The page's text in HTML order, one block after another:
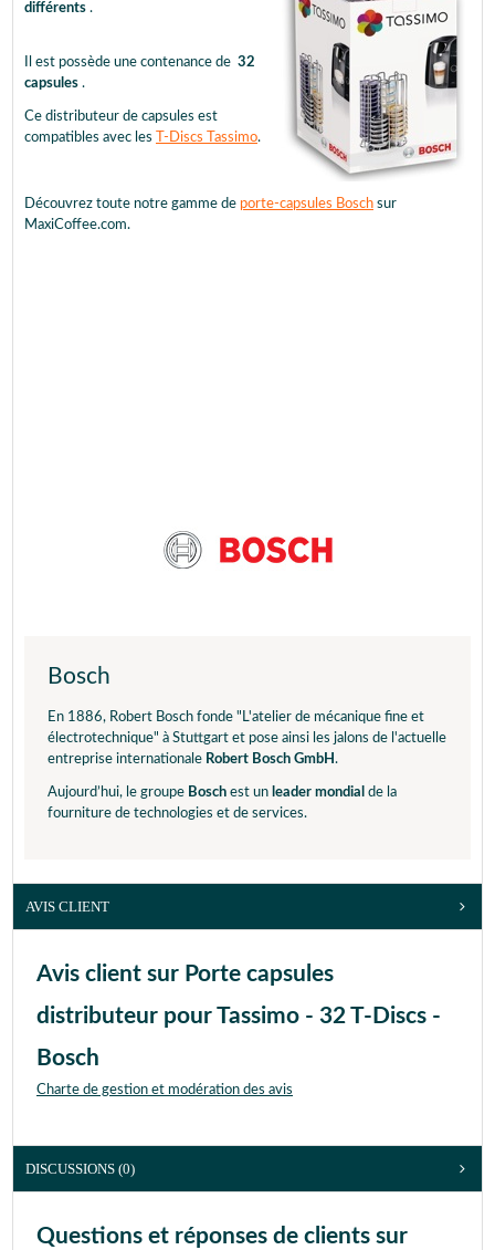
différents .
Il est possède une contenance de 32
capsules .
Ce distributeur de capsules est
compatibles avec les
T-Discs Tassimo.
Découvrez toute notre gamme de porte-capsules Bosch sur
MaxiCoffee.com.
Bosch
En 1886, Robert Bosch fonde "L'atelier de mécanique fine et
électrotechnique" à Stuttgart et pose ainsi les jalons de l'actuelle
entreprise internationale Robert Bosch GmbH.
Aujourd’hui, le groupe Bosch est un leader mondial de la
fourniture de technologies et de services.
AVIS CLIENT
Avis client sur Porte capsules
distributeur pour Tassimo - 32 T-Discs -
Bosch
Charte de gestion et modération des avis
DISCUSSIONS (0)
Questions et réponses de clients sur